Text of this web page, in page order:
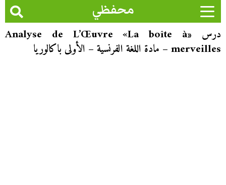
محفظي
درس «Analyse de L’Œuvre «La boîte à
merveilles – مادة اللغة الفرنسية – الأولى باكالوريا